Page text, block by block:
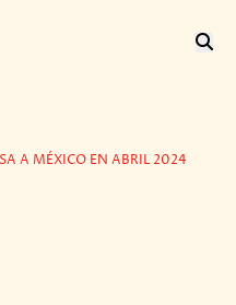
A MÉXICO EN ABRIL 2024